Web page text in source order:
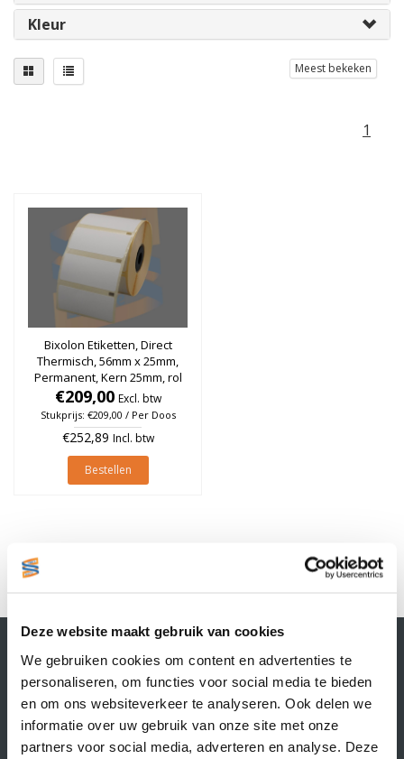
Deze website maakt gebruik van cookies
We gebruiken cookies om content en advertenties te
personaliseren, om functies voor social media te bieden
en om ons websiteverkeer te analyseren. Ook delen we
informatie over uw gebruik van onze site met onze
partners voor social media, adverteren en analyse. Deze
Kleur
Meest bekeken
1
Bixolon Etiketten, Direct
Thermisch, 56mm x 25mm,
Permanent, Kern 25mm, rol
à 1.000 stuks (Per doos)
€209,00 Excl. btw
Stukprijs: €209,00 / Per Doos
€252,89 Incl. btw
Bestellen
1
Contactgegevens
Supply Service B.V.
Nijverheidsstraat 25-K
3861 RJ Nijkerk
info@supplyservice.nl
+31 33 468 13 42